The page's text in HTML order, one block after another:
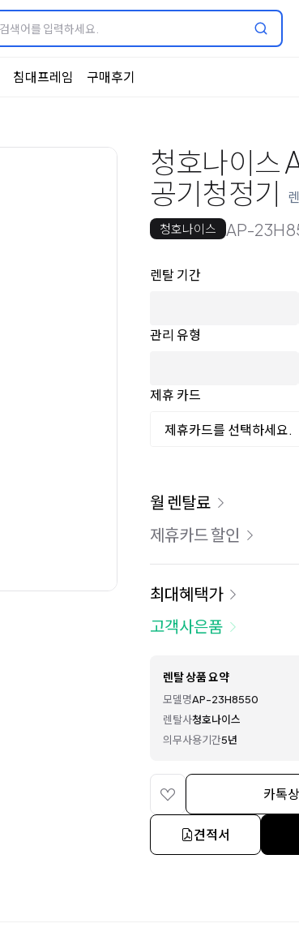
침대프레임 구매후기
청호나이
공기청정기
청호나이스 AP-
옵션 선택
렌탈 선택
렌탈 기간
관리 유형
제휴 카드
제휴카드를 선택하세요.
이용 요금
월 렌탈료
제휴카드 할인
최대혜택가
고객사은품
렌탈 상품 요약
모델명AP-23H8550
렌탈사청호나이스
의무사용기간5년
카톡
견적서